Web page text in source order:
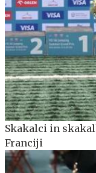
Skakalci in
Franciji